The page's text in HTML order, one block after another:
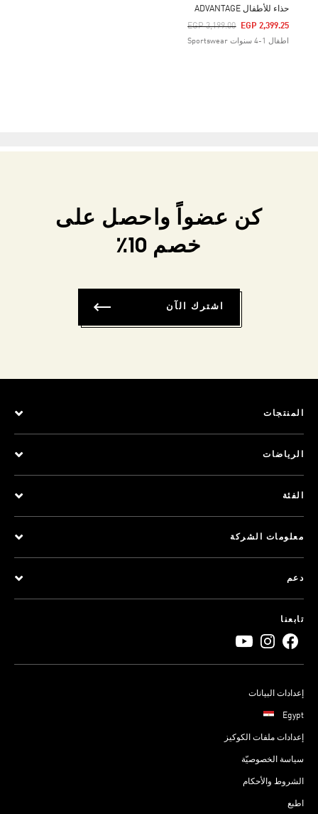
حذاء للأطفال ADVANTAGE
Price Reduced From
EGP 3,199.00
To EGP 2,399.25
اطفال 1-4 سنوات Sportswear
كن عضواً واحصل على
خصم 10٪
اشترك الآن
المنتجات
الرياضات
الفئة
معلومات الشركة
دعم
تابعنا
إعدادات البيانات
Egypt
إعدادات ملفات الكوكيز
سياسة الخصوصيّة
الشروط والأحكام
اطبع